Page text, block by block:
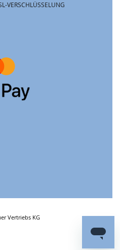
VERSCHLÜSSELUNG
Vertriebs KG